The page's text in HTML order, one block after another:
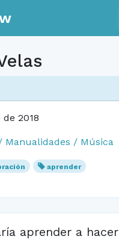
2018
Manualidades / Música
aprender
aprender a hacer